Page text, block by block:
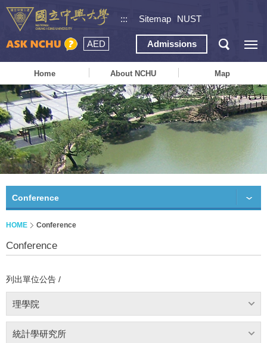
::: Sitemap NUST
AED Admissions
Home About NCHU Map
Conference
HOME Conference
Conference
列出單位公告 /
理學院
統計學研究所